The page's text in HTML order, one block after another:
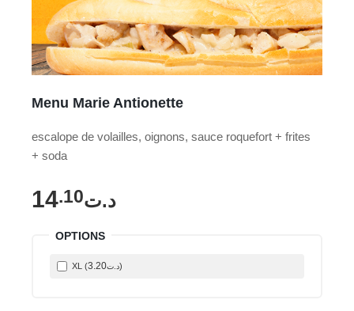
Menu Marie Antionette
escalope de volailles, oignons, sauce roquefort + frites
+ soda
د.ت 14.10
OPTIONS
XL ( د.ت 3.20 )